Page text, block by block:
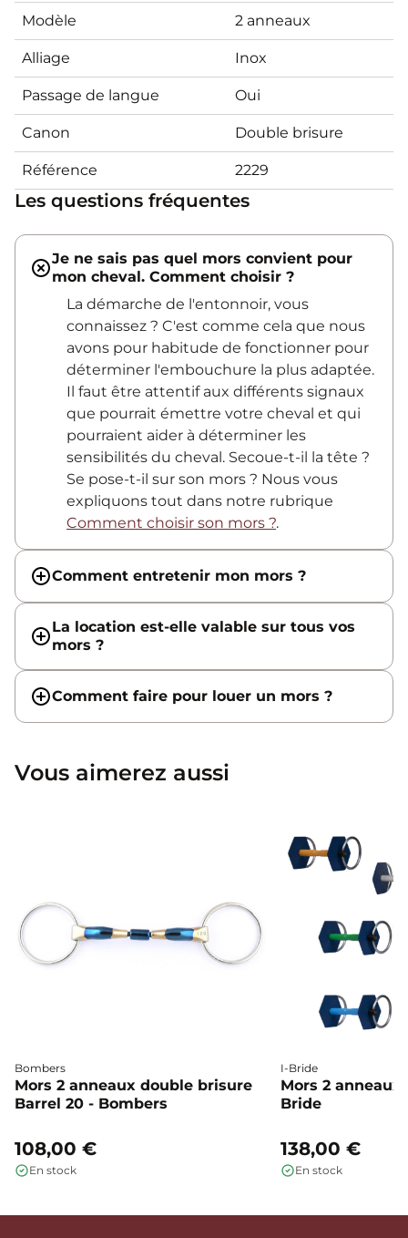
Modèle 2 anneaux
Alliage Inox
Passage de langue Oui
Canon Double brisure
Référence 2229
Les questions fréquentes
Je ne sais pas quel mors convient pour
mon cheval. Comment choisir ?
La démarche de l'entonnoir, vous
connaissez ? C'est comme cela que nous
avons pour habitude de fonctionner pour
déterminer l'embouchure la plus adaptée.
Il faut être attentif aux différents signaux
que pourrait émettre votre cheval et qui
pourraient aider à déterminer les
sensibilités du cheval. Secoue-t-il la tête ?
Se pose-t-il sur son mors ? Nous vous
expliquons tout dans notre rubrique
Comment choisir son mors ?.
Comment entretenir mon mors ?
La location est-elle valable sur tous vos
mors ?
Comment faire pour louer un mors ?
Vous aimerez aussi
Bombers
Mors 2 anneaux double brisure
Barrel 20 - Bombers
108,00 €
En stock
I-Bride
Mors 2
Bride
138,00 €
En stock